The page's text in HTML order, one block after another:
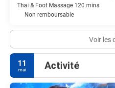
Thai & Foot Massage 120 mins
Non remboursable
Voir les
11
mai Activité